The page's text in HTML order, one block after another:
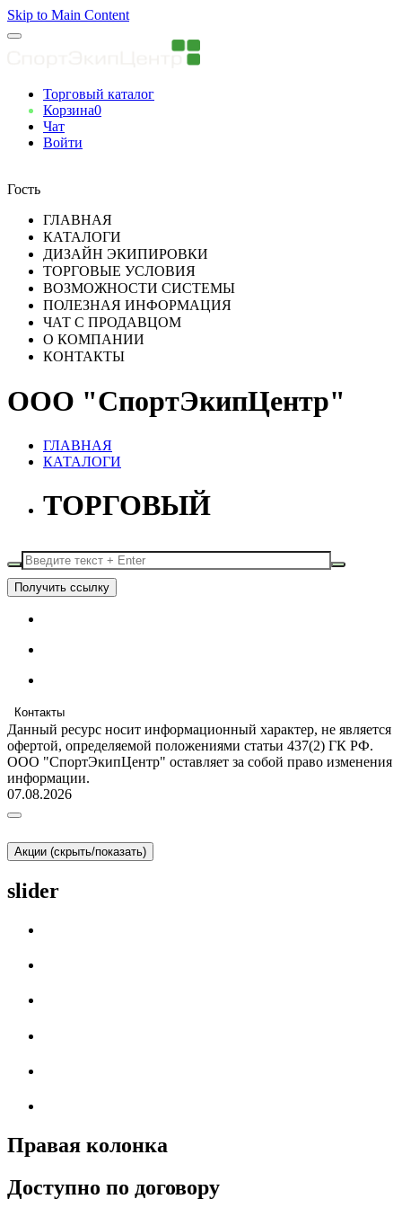
Skip to Main Content
Торговый каталог
Корзина0
Чат
Войти
Гость
ГЛАВНАЯ
КАТАЛОГИ
ДИЗАЙН ЭКИПИРОВКИ
ТОРГОВЫЕ УСЛОВИЯ
ВОЗМОЖНОСТИ СИСТЕМЫ
ПОЛЕЗНАЯ ИНФОРМАЦИЯ
ЧАТ С ПРОДАВЦОМ
О КОМПАНИИ
КОНТАКТЫ
ООО "СпортЭкипЦентр"
ГЛАВНАЯ
КАТАЛОГИ
ТОРГОВЫЙ
Получить ссылку
Контакты
Данный ресурс носит информационный характер, не является
офертой, определяемой положениями статьи 437(2) ГК РФ.
ООО "СпортЭкипЦентр" оставляет за собой право изменения
информации.
07.08.2026
Акции (скрыть/показать)
slider
Правая колонка
Доступно по договору